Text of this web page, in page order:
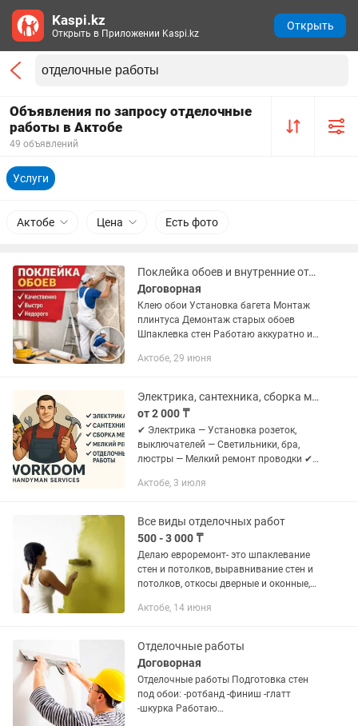
Объявления по запросу отделочные
работы в Актобе
49 объявлений
Услуги
Актобе Цена Есть фото
Поклейка обоев и внутренние отделочные работы
Договорная
Клею обои Установка багета Монтаж
плинтуса Демонтаж старых обоев
Шпаклевка стен Работаю аккуратно и
Актобе, 29 июня
Электрика, сантехника, сборка мебели, мелкий ремонт, отделочные работы.
от 2 000 ₸
✔ Электрика — Установка розеток,
выключателей — Светильники, бра,
люстры — Мелкий ремонт проводки ✔
Устранение протечек — Подключение
Актобе, 3 июля
Все виды отделочных работ
500 - 3 000 ₸
Делаю евроремонт- это шпаклевание
стен и потолков, выравнивание стен и
потолков, откосы дверные и оконные,
багетов,ламинат, кафель, установка
Актобе, 14 июня
Отделочные работы
Договорная
Отделочные работы Подготовка стен
под обои: -ротбанд -финиш -глатт
-шкурка Работаю
Kaspi.kz
Открыть в Приложении Kaspi.kz
Открыть